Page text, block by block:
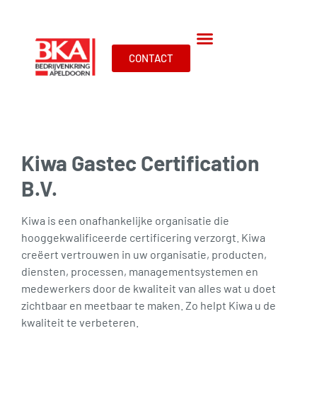
CONTACT
Kiwa Gastec Certification
B.V.
Kiwa is een onafhankelijke organisatie die
hooggekwalificeerde certificering verzorgt. Kiwa
creëert vertrouwen in uw organisatie, producten,
diensten, processen, managementsystemen en
medewerkers door de kwaliteit van alles wat u doet
zichtbaar en meetbaar te maken. Zo helpt Kiwa u de
kwaliteit te verbeteren.